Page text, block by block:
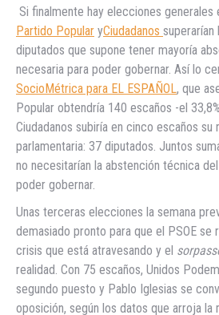
Si finalmente hay elecciones
Partido Popular yCiudadanos superarían
diputados que supone tener mayoría
necesaria para poder gobernar. Así lo
SocioMétrica para EL ESPAÑOL, que
Popular obtendría 140 escaños -el
Ciudadanos subiría en cinco escaños su
parlamentaria: 37 diputados. Juntos
no necesitarían la abstención técnica
poder gobernar.
Unas terceras elecciones la semana
demasiado pronto para que el PSOE se
crisis que está atravesando y el
realidad. Con 75 escaños, Unidos
segundo puesto y Pablo Iglesias se
oposición, según los datos que arroja la